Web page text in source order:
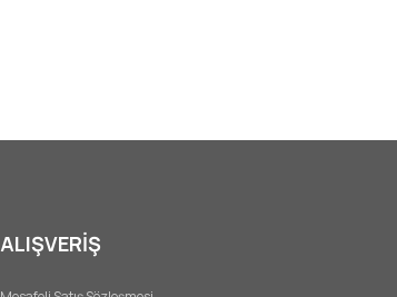
ALIŞVERİŞ